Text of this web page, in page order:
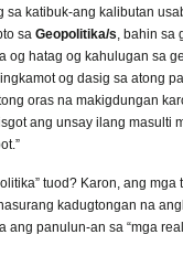
katibuk-ang kalibutan
sa Geopolitika/s, bahin sa
hatag og kahulugan sa
og dasig sa atong
oras na makigdungan
ang unsay ilang masulti
tuod? Karon, ang mga
kadugtongan na
panulun-an sa “mga